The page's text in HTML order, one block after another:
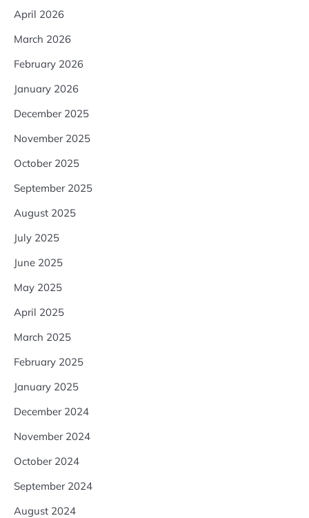
April 2026
March 2026
February 2026
January 2026
December 2025
November 2025
October 2025
September 2025
August 2025
July 2025
June 2025
May 2025
April 2025
March 2025
February 2025
January 2025
December 2024
November 2024
October 2024
September 2024
August 2024